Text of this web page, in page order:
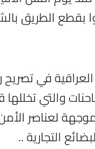
بقطع الطريق
العراقية في
والتي
لعناصر
التجارية ..